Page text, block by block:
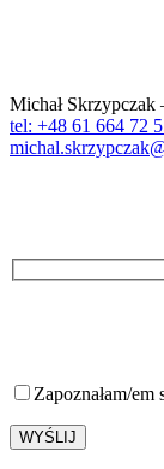
Michał Skrzypczak
tel: +48 61 664 72
Zapoznałam/em